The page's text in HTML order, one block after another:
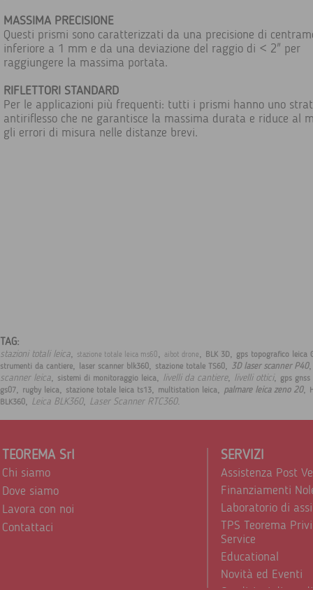
MASSIMA PRECISIONE
Questi prismi sono caratterizzati da una precisione di
inferiore a 1 mm e da una deviazione del raggio di < 2" per
raggiungere la massima portata.
RIFLETTORI STANDARD
Per le applicazioni più frequenti: tutti i prismi hanno uno
antiriflesso che ne garantisce la massima durata e riduce al
gli errori di misura nelle distanze brevi.
TAG:
stazioni totali leica, stazione totale leica ms60, aibot drone, BLK 3D, gps topografico leica
strumenti da cantiere, laser scanner blk360, stazione totale TS60, 3D laser scanner P40
scanner leica, sistemi di monitoraggio leica, livelli da cantiere, livelli ottici, gps gnss
gs07, rugby leica, stazione totale leica ts13, multistation leica, palmare leica zeno 20,
BLK360, Leica BLK360, Laser Scanner RTC360.
TEOREMA Srl
Chi siamo
Dove siamo
Lavora con noi
Contattaci
SERVIZI
Assistenza Post
Finanziamenti
Laboratorio di
TPS Teorema
Service
Educational
Novità ed Eventi